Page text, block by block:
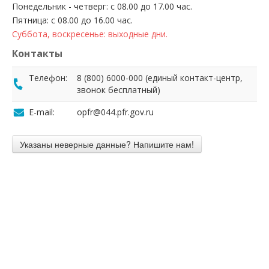
Понедельник - четверг: с 08.00 до 17.00 час.
Пятница: с 08.00 до 16.00 час.
Суббота, воскресенье: выходные дни.
Контакты
Телефон:
8 (800) 6000-000 (единый контакт-центр,
звонок бесплатный)
E-mail:
opfr@044.pfr.gov.ru